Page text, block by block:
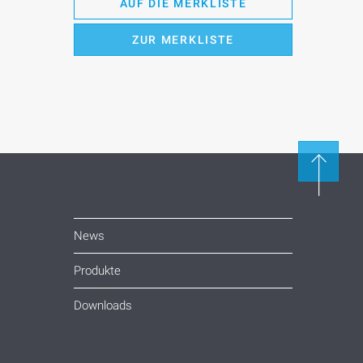
AUF DIE MERKLISTE
ZUR MERKLISTE
News
Produkte
Downloads